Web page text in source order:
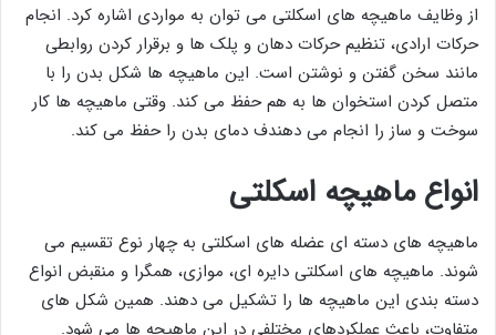
از وظایف ماهیچه های اسکلتی می توان به مواردی اشاره کرد. انجام
حرکات ارادی، تنظیم حرکات دهان و پلک ها و برقرار کردن روابطی
مانند سخن گفتن و نوشتن است. این ماهیچه ها شکل بدن را با
متصل کردن استخوان ها به هم حفظ می کند. وقتی ماهیچه ها کار
سوخت و ساز را انجام می دهندف دمای بدن را حفظ می کند.
انواع ماهیچه اسکلتی
ماهیچه های دسته ای عضله های اسکلتی به چهار نوع تقسیم می
شوند. ماهیچه های اسکلتی دایره ای، موازی، همگرا و منقبض انواع
دسته بندی این ماهیچه ها را تشکیل می دهند. همین شکل های